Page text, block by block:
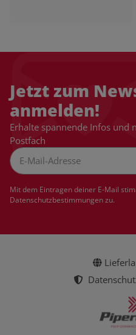
Jetzt zum
anmelden!
Erhalte spannende Infos und
Postfach
Mit dem Eintragen deiner E-Mail
Datenschutzbestimmungenzu.